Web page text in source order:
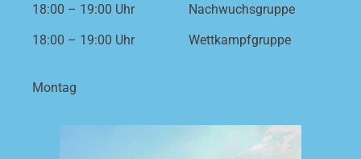
18:00 – 19:00 Uhr
18:00 – 19:00 Uhr
Nachwuchsgruppe
Wettkampfgruppe
Montag